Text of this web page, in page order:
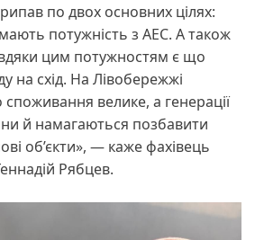
по двох основних цілях:
потужність з АЕС. А також
цим потужностям є що
на схід. На Лівобережжі
споживання велике, а генерації
й намагаються позбавити
об’єкти», — каже фахівець
Рябцев.